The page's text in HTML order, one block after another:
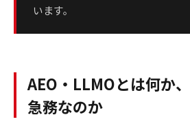
います。
AEO・LLMOとは何か
急務なのか